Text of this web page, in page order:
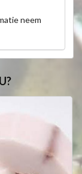
neem